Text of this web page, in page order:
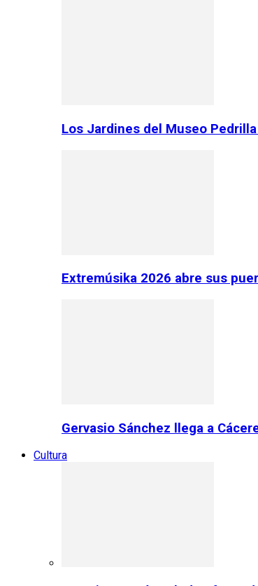
Los Jardines del Museo
Extremúsika 2026 abre sus
Gervasio Sánchez llega a
Cultura